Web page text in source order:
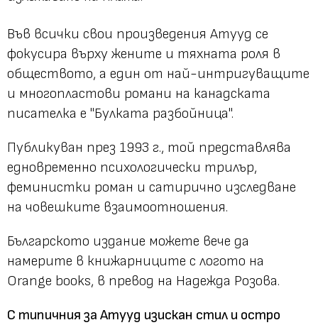
Във всички свои произведения Атууд се
фокусира върху жените и тяхната роля в
обществото, а един от най-интригуващите
и многопластови романи на канадската
писателка е "Булката разбойница".
Публикуван през 1993 г., той представлява
едновременно психологически трилър,
феминистки роман и сатирично изследване
на човешките взаимоотношения.
Българското издание можете вече да
намерите в книжарниците с логото на
Orange books, в превод на Надежда Розова.
С типичния за Атууд изискан стил и остро